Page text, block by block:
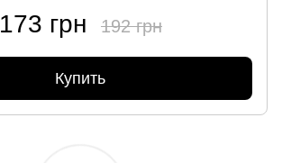
173 грн 192 грн
Купить